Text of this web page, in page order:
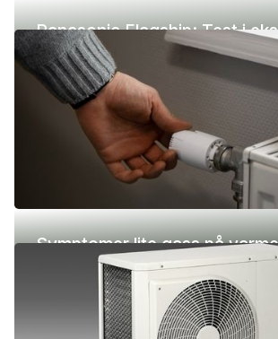
Panasonic Flagship: Test i
(-42 °C)
Symptomer lite gass på